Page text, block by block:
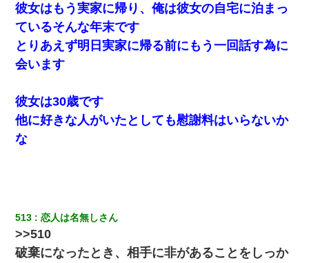
彼女はもう実家に帰り、俺は彼女の自宅に泊まっ
ているそんな年末です
とりあえず明日実家に帰る前にもう一回話す為に
会います
彼女は30歳です
他に好きな人がいたとしても慰謝料はいらないか
な
513 恋人は名無しさん
>>510
破棄になったとき、相手に非があることをしっか